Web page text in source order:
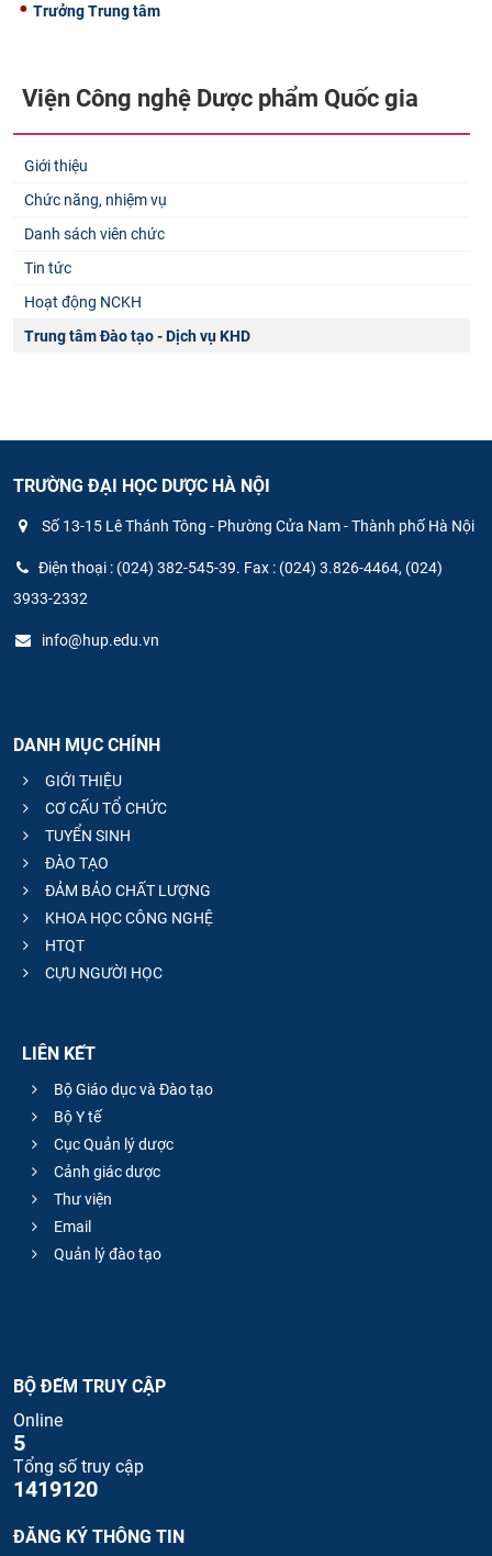
Trưởng Trung tâm
Viện Công nghệ Dược phẩm Quốc gia
Giới thiệu
Chức năng, nhiệm vụ
Danh sách viên chức
Tin tức
Hoạt động NCKH
Trung tâm Đào tạo - Dịch vụ KHD
TRƯỜNG ĐẠI HỌC DƯỢC HÀ NỘI
Số 13-15 Lê Thánh Tông - Phường Cửa Nam - Thành phố Hà Nội
Điện thoại : (024) 382-545-39. Fax : (024) 3.826-4464, (024)
3933-2332
info@hup.edu.vn
DANH MỤC CHÍNH
GIỚI THIỆU
CƠ CẤU TỔ CHỨC
TUYỂN SINH
ĐÀO TẠO
ĐẢM BẢO CHẤT LƯỢNG
KHOA HỌC CÔNG NGHỆ
HTQT
CỰU NGƯỜI HỌC
LIÊN KẾT
Bộ Giáo dục và Đào tạo
Bộ Y tế
Cục Quản lý dược
Cảnh giác dược
Thư viện
Email
Quản lý đào tạo
BỘ ĐẾM TRUY CẬP
Online
5
Tổng số truy cập
1419120
ĐĂNG KÝ THÔNG TIN